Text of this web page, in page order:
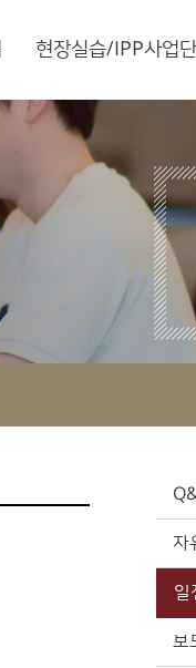
현장실습/IPP사업단
자
일
보